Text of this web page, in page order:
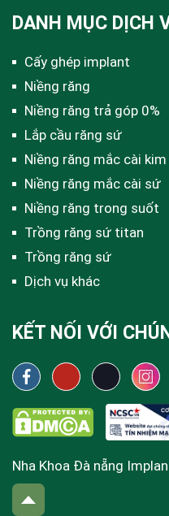
DANH MỤC DỊCH
Cấy ghép implant
Niềng răng
Niềng răng trả góp 0%
Lắp cầu răng sứ
Niềng răng mắc cài
Niềng răng mắc cài sứ
Niềng răng trong suốt
Trồng răng sứ titan
Trồng răng sứ
Dịch vụ khác
KẾT NỐI VỚI
Nha Khoa Đà nẵng